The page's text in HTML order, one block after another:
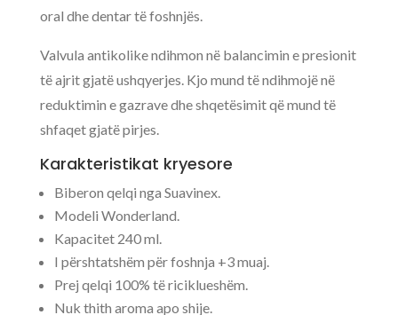
oral dhe dentar të foshnjës.
Valvula antikolike ndihmon në balancimin e presionit
të ajrit gjatë ushqyerjes. Kjo mund të ndihmojë në
reduktimin e gazrave dhe shqetësimit që mund të
shfaqet gjatë pirjes.
Karakteristikat kryesore
Biberon qelqi nga Suavinex.
Modeli Wonderland.
Kapacitet 240 ml.
I përshtatshëm për foshnja +3 muaj.
Prej qelqi 100% të riciklueshëm.
Nuk thith aroma apo shije.